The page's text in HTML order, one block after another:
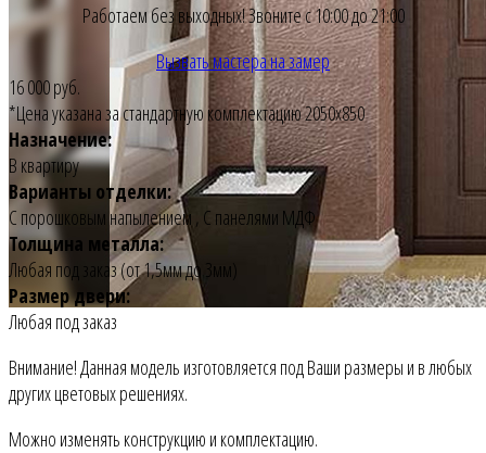
Работаем без выходных! Звоните с 10:00 до 21:00
Вызвать мастера на замер
16 000 руб.
*Цена указана за стандартную комплектацию 2050х850
Назначение:
В квартиру
Варианты отделки:
С порошковым напылением , С панелями МДФ
Толщина металла:
Любая под заказ (от 1,5мм до 3мм)
Размер двери:
Любая под заказ
Внимание! Данная модель изготовляется под Ваши размеры и в любых
других цветовых решениях.
Можно изменять конструкцию и комплектацию.